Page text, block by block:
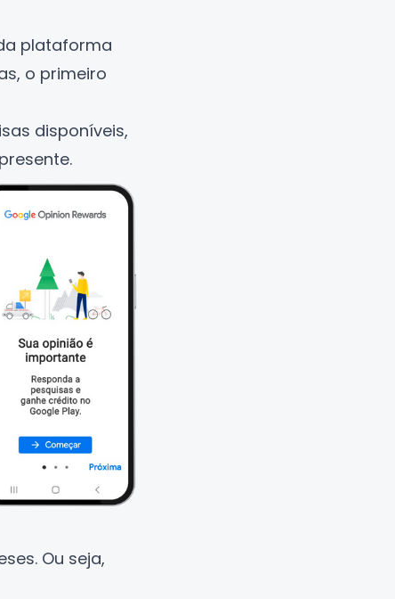
plataforma
o primeiro
disponíveis,
Ou seja,